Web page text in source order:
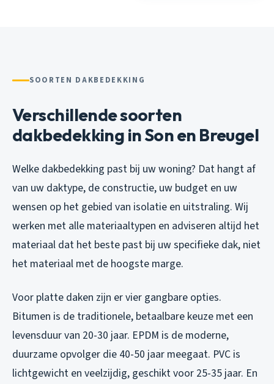
SOORTEN DAKBEDEKKING
Verschillende soorten
dakbedekking in Son en Breugel
Welke dakbedekking past bij uw woning? Dat hangt af
van uw daktype, de constructie, uw budget en uw
wensen op het gebied van isolatie en uitstraling. Wij
werken met alle materiaaltypen en adviseren altijd het
materiaal dat het beste past bij uw specifieke dak, niet
het materiaal met de hoogste marge.
Voor platte daken zijn er vier gangbare opties.
Bitumen is de traditionele, betaalbare keuze met een
levensduur van 20-30 jaar. EPDM is de moderne,
duurzame opvolger die 40-50 jaar meegaat. PVC is
lichtgewicht en veelzijdig, geschikt voor 25-35 jaar. En